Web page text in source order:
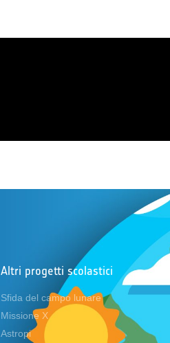
Altri progetti scolastici
Sfida del campo lunare
Missione X
Astropi